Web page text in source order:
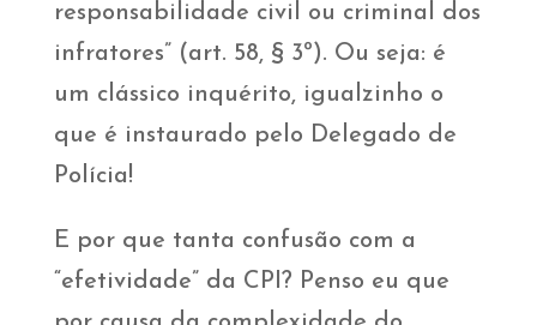
responsabilidade civil ou criminal dos
infratores” (art. 58, § 3º). Ou seja: é
um clássico inquérito, igualzinho o
que é instaurado pelo Delegado de
Polícia!
E por que tanta confusão com a
“efetividade” da CPI? Penso eu que